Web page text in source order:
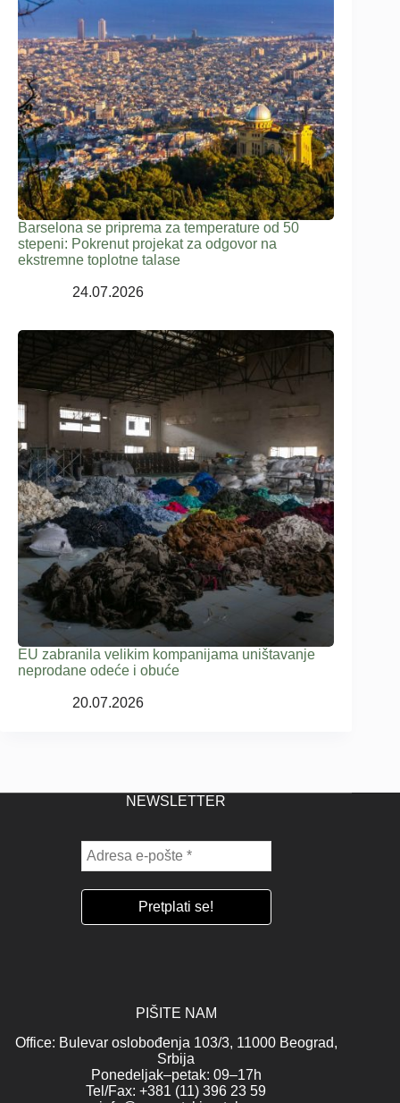
Barselona se priprema za temperature od 50
stepeni: Pokrenut projekat za odgovor na
ekstremne toplotne talase
24.07.2026
EU zabranila velikim kompanijama uništavanje
neprodane odeće i obuće
20.07.2026
NEWSLETTER
PIŠITE NAM
Office: Bulevar oslobođenja 103/3, 11000 Beograd,
Srbija
Ponedeljak–petak: 09–17h
Tel/Fax: +381 (11) 396 23 59